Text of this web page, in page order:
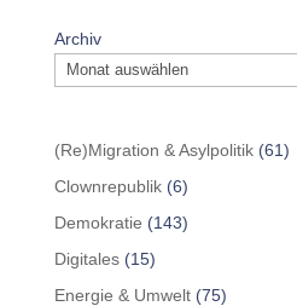
Archiv
(Re)Migration & Asylpolitik(61)
Clownrepublik(6)
Demokratie (143)
Digitales(15)
Energie & Umwelt(75)